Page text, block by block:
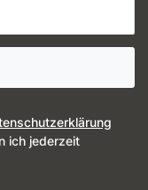
ich jederzeit